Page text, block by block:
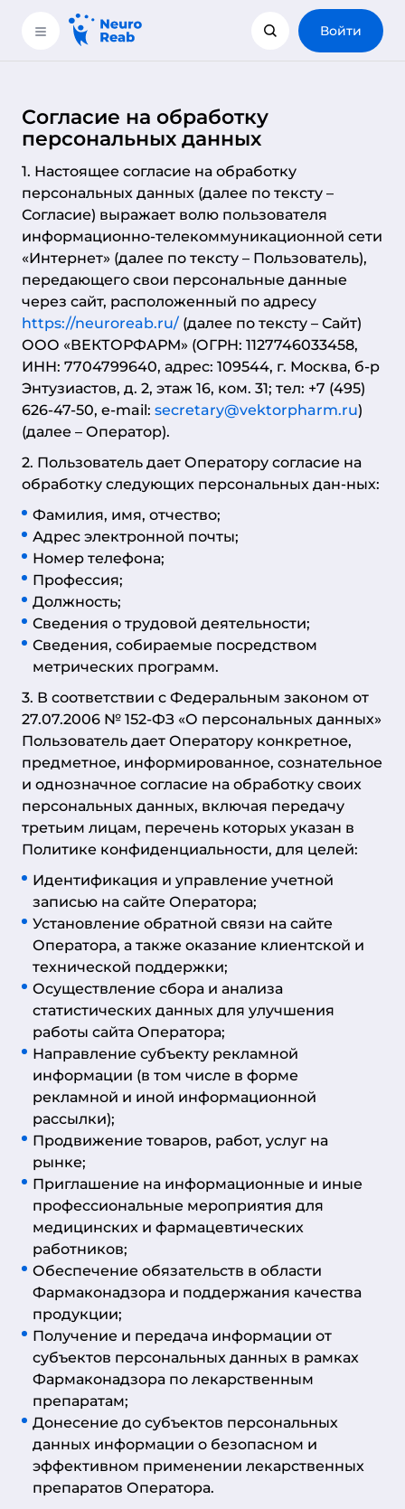
Войти
Согласие на обработку
персональных данных
1. Настоящее согласие на обработку
персональных данных (далее по тексту –
Согласие) выражает волю пользователя
информационно-телекоммуникационной сети
«Интернет» (далее по тексту – Пользователь),
передающего свои персональные данные
через сайт, расположенный по адресу
https://neuroreab.ru/ (далее по тексту – Сайт)
ООО «ВЕКТОРФАРМ» (ОГРН: 1127746033458,
ИНН: 7704799640, адрес: 109544, г. Москва, б-р
Энтузиастов, д. 2, этаж 16, ком. 31; тел: +7 (495)
626-47-50, e-mail: secretary@vektorpharm.ru)
(далее – Оператор).
2. Пользователь дает Оператору согласие на
обработку следующих персональных дан-ных:
Фамилия, имя, отчество;
Адрес электронной почты;
Номер телефона;
Профессия;
Должность;
Сведения о трудовой деятельности;
Сведения, собираемые посредством
метрических программ.
3. В соответствии с Федеральным законом от
27.07.2006 № 152-ФЗ «О персональных данных»
Пользователь дает Оператору конкретное,
предметное, информированное, сознательное
и однозначное согласие на обработку своих
персональных данных, включая передачу
третьим лицам, перечень которых указан в
Политике конфиденциальности, для целей:
Идентификация и управление учетной
записью на сайте Оператора;
Установление обратной связи на сайте
Оператора, а также оказание клиентской и
технической поддержки;
Осуществление сбора и анализа
статистических данных для улучшения
работы сайта Оператора;
Направление субъекту рекламной
информации (в том числе в форме
рекламной и иной информационной
рассылки);
Продвижение товаров, работ, услуг на
рынке;
Приглашение на информационные и иные
профессиональные мероприятия для
медицинских и фармацевтических
работников;
Обеспечение обязательств в области
Фармаконадзора и поддержания качества
продукции;
Получение и передача информации от
субъектов персональных данных в рамках
Фармаконадзора по лекарственным
препаратам;
Донесение до субъектов персональных
данных информации о безопасном и
эффективном применении лекарственных
препаратов Оператора.